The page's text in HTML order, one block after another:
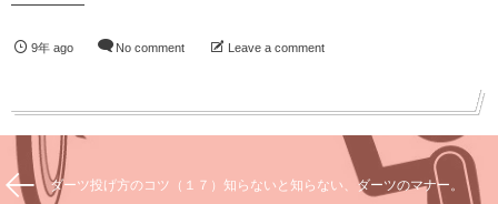
9年 ago No comment Leave a comment
ダーツ投げ方のコツ（１７）知らないと知らない、ダーツのマナー。